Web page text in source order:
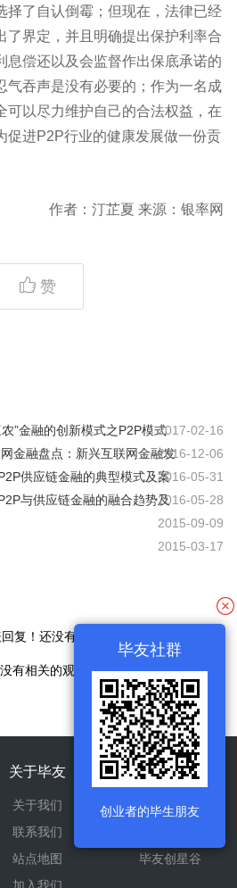
择了自认倒霉；但现在，法律已经
了界定，并且明确提出保护利率合
息偿还以及会监督作出保底承诺的
气吞声是没有必要的；作为一名成
可以尽力维护自己的合法权益，在
促进P2P行业的健康发展做一份贡
作者：汀芷夏 来源：银率网
赞
”金融的创新模式之P2P模式2017-02-16
金融盘点：新兴互联网金融发2016-12-06
供应链金融的典型模式及案2016-05-31
与供应链金融的融合趋势及2016-05-28
2015-09-09
2015-03-17
复！还没有帐号
有相关的观点！
关于毕友
关于我们
联系我们
站点地图
旗下产品
毕友我师
毕友创星谷
毕友社群
创业者的毕生朋友